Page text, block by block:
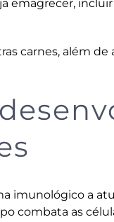
emagrecer,
carnes, além de
imunológico a
combata as